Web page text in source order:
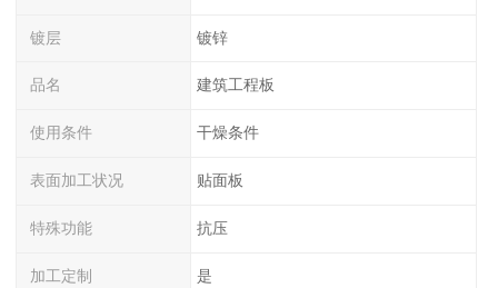
镀层 镀锌
品名 建筑工程板
使用条件 干燥条件
表面加工状况 贴面板
特殊功能 抗压
加工定制 是